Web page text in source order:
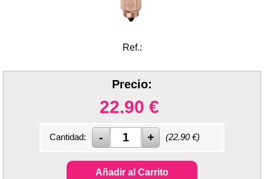
Ref.:
Precio:
22.90 €
Cantidad: (22.90€)
Añadir al Carrito